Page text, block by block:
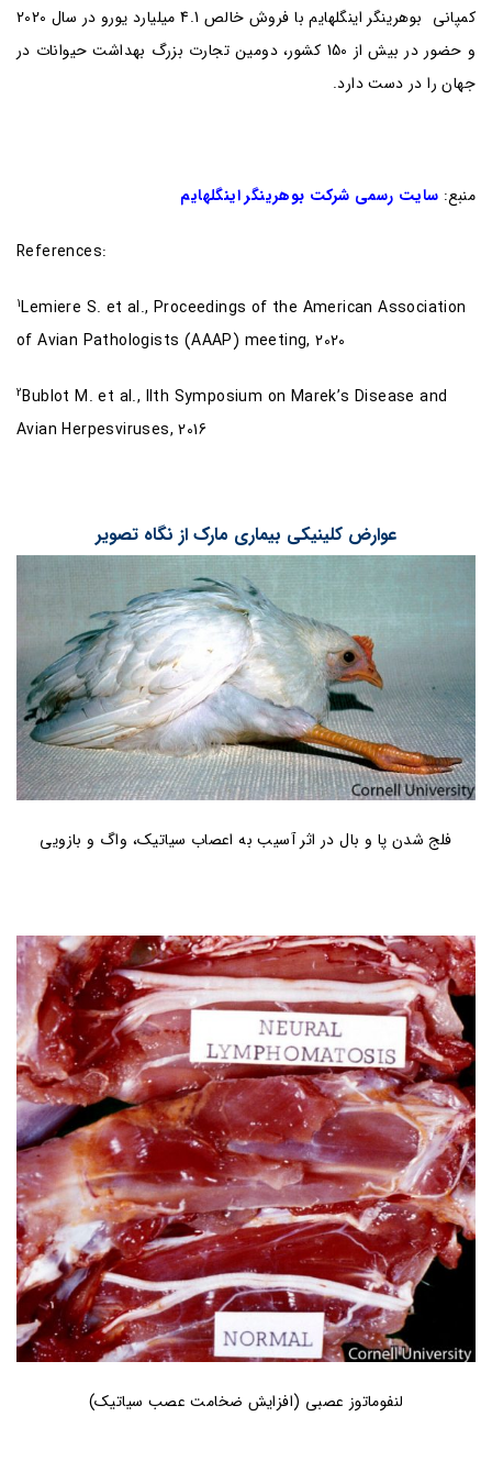
کمپانی بوهرینگر اینگلهایم با فروش خالص 4.1 میلیارد یورو در سال 2020
و حضور در بیش از 150 کشور، دومین تجارت بزرگ بهداشت حیوانات در
جهان را در دست دارد.
منبع: سایت رسمی شرکت بوهرینگر اینگلهایم
References:
1Lemiere S. et al., Proceedings of the American Association
of Avian Pathologists (AAAP) meeting, 2020
2Bublot M. et al., llth Symposium on Marek’s Disease and
Avian Herpesviruses, 2016
عوارض کلینیکی بیماری مارک از نگاه تصویر
فلج شدن پا و بال در اثر آسیب به اعصاب سیاتیک، واگ و بازویی
لنفوماتوز عصبی (افزایش ضخامت عصب سیاتیک)